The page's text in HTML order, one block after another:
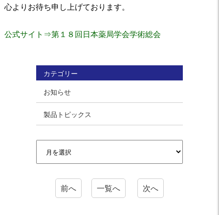
心よりお待ち申し上げております。
公式サイト⇒第１８回日本薬局学会学術総会
カテゴリー
お知らせ
製品トピックス
前へ 一覧へ 次へ